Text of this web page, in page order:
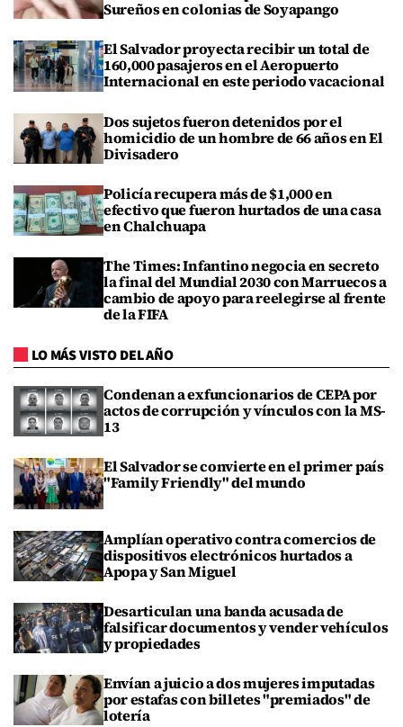
Sureños en colonias de Soyapango
El Salvador proyecta recibir un total de
160,000 pasajeros en el Aeropuerto
Internacional en este periodo vacacional
Dos sujetos fueron detenidos por el
homicidio de un hombre de 66 años en El
Divisadero
Policía recupera más de $1,000 en
efectivo que fueron hurtados de una casa
en Chalchuapa
The Times: Infantino negocia en secreto
la final del Mundial 2030 con Marruecos a
cambio de apoyo para reelegirse al frente
de la FIFA
LO MÁS VISTO DEL AÑO
Condenan a exfuncionarios de CEPA por
actos de corrupción y vínculos con la MS-
13
El Salvador se convierte en el primer país
"Family Friendly" del mundo
Amplían operativo contra comercios de
dispositivos electrónicos hurtados a
Apopa y San Miguel
Desarticulan una banda acusada de
falsificar documentos y vender vehículos
y propiedades
Envían a juicio a dos mujeres imputadas
por estafas con billetes "premiados" de
lotería